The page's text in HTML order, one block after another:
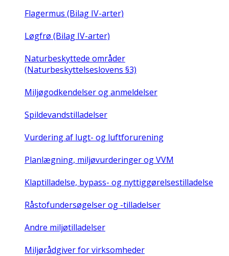
Flagermus (Bilag IV-arter)
Løgfrø (Bilag IV-arter)
Naturbeskyttede områder
(Naturbeskyttelseslovens §3)
Miljøgodkendelser og anmeldelser
Spildevandstilladelser
Vurdering af lugt- og luftforurening
Planlægning, miljøvurderinger og VVM
Klaptilladelse, bypass- og nyttiggørelsestilladelse
Råstofundersøgelser og -tilladelser
Andre miljøtilladelser
Miljørådgiver for virksomheder